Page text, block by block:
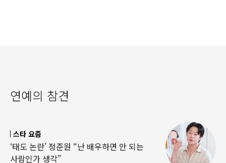
연예의 참견
스타 요즘
‘태도 논란’ 정준원 “난 배우하면 안 되는
사람인가 생각”